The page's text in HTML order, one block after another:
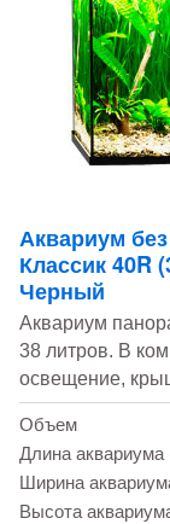
Аквариум
Классик 40R
Черный
Аквариум
38 литров. В
освещение,
Объем
Длина аквариума
Ширина
Высота